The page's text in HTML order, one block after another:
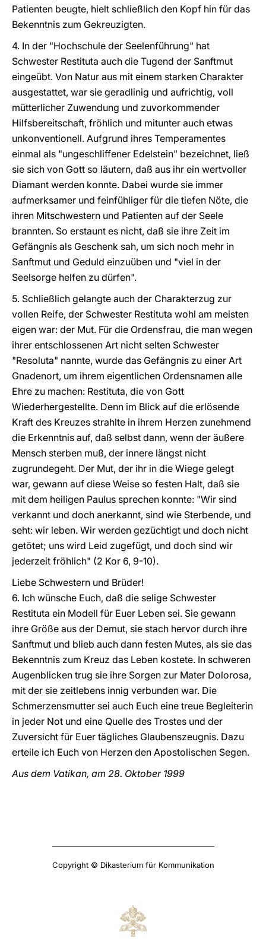
Patienten beugte, hielt schließlich den Kopf hin für das
Bekenntnis zum Gekreuzigten.
4. In der "Hochschule der Seelenführung" hat
Schwester Restituta auch die Tugend der Sanftmut
eingeübt. Von Natur aus mit einem starken Charakter
ausgestattet, war sie geradlinig und aufrichtig, voll
mütterlicher Zuwendung und zuvorkommender
Hilfsbereitschaft, fröhlich und mitunter auch etwas
unkonventionell. Aufgrund ihres Temperamentes
einmal als "ungeschliffener Edelstein" bezeichnet, ließ
sie sich von Gott so läutern, daß aus ihr ein wertvoller
Diamant werden konnte. Dabei wurde sie immer
aufmerksamer und feinfühliger für die tiefen Nöte, die
ihren Mitschwestern und Patienten auf der Seele
brannten. So erstaunt es nicht, daß sie ihre Zeit im
Gefängnis als Geschenk sah, um sich noch mehr in
Sanftmut und Geduld einzuüben und "viel in der
Seelsorge helfen zu dürfen".
5. Schließlich gelangte auch der Charakterzug zur
vollen Reife, der Schwester Restituta wohl am meisten
eigen war: der Mut. Für die Ordensfrau, die man wegen
ihrer entschlossenen Art nicht selten Schwester
"Resoluta" nannte, wurde das Gefängnis zu einer Art
Gnadenort, um ihrem eigentlichen Ordensnamen alle
Ehre zu machen: Restituta, die von Gott
Wiederhergestellte. Denn im Blick auf die erlösende
Kraft des Kreuzes strahlte in ihrem Herzen zunehmend
die Erkenntnis auf, daß selbst dann, wenn der äußere
Mensch sterben muß, der innere längst nicht
zugrundegeht. Der Mut, der ihr in die Wiege gelegt
war, gewann auf diese Weise so festen Halt, daß sie
mit dem heiligen Paulus sprechen konnte: "Wir sind
verkannt und doch anerkannt, sind wie Sterbende, und
seht: wir leben. Wir werden gezüchtigt und doch nicht
getötet; uns wird Leid zugefügt, und doch sind wir
jederzeit fröhlich" (2 Kor 6, 9-10).
Liebe Schwestern und Brüder!
6. Ich wünsche Euch, daß die selige Schwester
Restituta ein Modell für Euer Leben sei. Sie gewann
ihre Größe aus der Demut, sie stach hervor durch ihre
Sanftmut und blieb auch dann festen Mutes, als sie das
Bekenntnis zum Kreuz das Leben kostete. In schweren
Augenblicken trug sie ihre Sorgen zur Mater Dolorosa,
mit der sie zeitlebens innig verbunden war. Die
Schmerzensmutter sei auch Euch eine treue Begleiterin
in jeder Not und eine Quelle des Trostes und der
Zuversicht für Euer tägliches Glaubenszeugnis. Dazu
erteile ich Euch von Herzen den Apostolischen Segen.
Aus dem Vatikan, am 28. Oktober 1999
Copyright © Dikasterium für Kommunikation